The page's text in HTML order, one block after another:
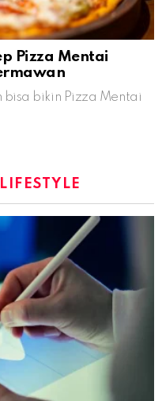
Pizza Mentai
bisa bikin Pizza Mentai
LIFESTYLE